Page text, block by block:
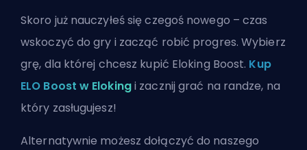
Skoro już nauczyłeś się czegoś nowego – czas
wskoczyć do gry i zacząć robić progres. Wybierz
grę, dla której chcesz kupić Eloking Boost. Kup
ELO Boost w Elokingi zacznij grać na randze, na
który zasługujesz!
Alternatywnie możeszdołączyć do naszego